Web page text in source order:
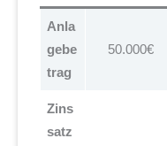
Anla
gebe
trag
50.000€
Zins
satz